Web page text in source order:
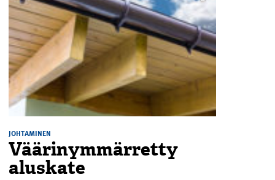
JOHTAMINEN
Väärinymmärretty
aluskate